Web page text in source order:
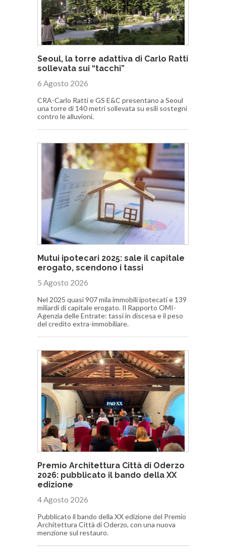
Seoul, la torre adattiva di Carlo Ratti
sollevata sui “tacchi”
6 Agosto 2026
CRA-Carlo Ratti e GS E&C presentano a Seoul
una torre di 140 metri sollevata su esili sostegni
contro le alluvioni.
Mutui ipotecari 2025: sale il capitale
erogato, scendono i tassi
5 Agosto 2026
Nel 2025 quasi 907 mila immobili ipotecati e 139
miliardi di capitale erogato. Il Rapporto OMI-
Agenzia delle Entrate: tassi in discesa e il peso
del credito extra-immobiliare.
Premio Architettura Città di Oderzo
2026: pubblicato il bando della XX
edizione
4 Agosto 2026
Pubblicato il bando della XX edizione del Premio
Architettura Città di Oderzo, con una nuova
menzione sul restauro.